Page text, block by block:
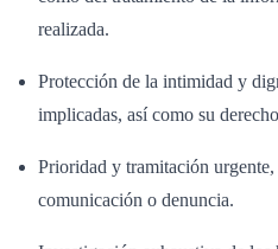
realizada.
Protección de la intimidad y
implicadas, así como su
Prioridad y tramitación
comunicación o denuncia.